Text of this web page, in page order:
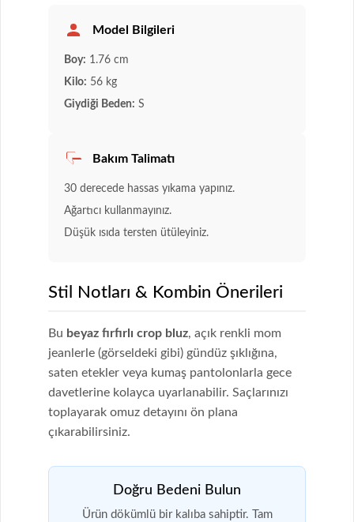
Model Bilgileri
Boy: 1.76 cm
Kilo: 56 kg
Giydiği Beden: S
Bakım Talimatı
30 derecede hassas yıkama yapınız.
Ağartıcı kullanmayınız.
Düşük ısıda tersten ütüleyiniz.
Stil Notları & Kombin Önerileri
Bu beyaz fırfırlı crop bluz, açık renkli mom
jeanlerle (görseldeki gibi) gündüz şıklığına,
saten etekler veya kumaş pantolonlarla gece
davetlerine kolayca uyarlanabilir. Saçlarınızı
toplayarak omuz detayını ön plana
çıkarabilirsiniz.
Doğru Bedeni Bulun
Ürün dökümlü bir kalıba sahiptir. Tam